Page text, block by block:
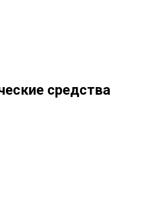
средства